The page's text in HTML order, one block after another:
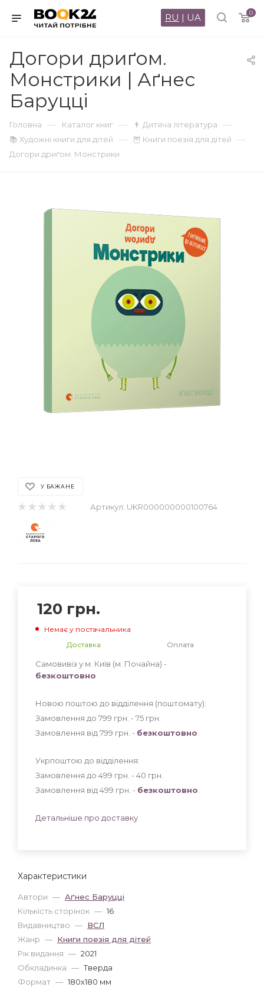
0
RU | UA
Догори дриґом.
Монстрики | Аґнес
Баруцці
Головна — Каталог книг — 👨 Дитяча література —
📚 Художні книги для дітей — 🦉 Книги поезія для дітей —
Догори дриґом. Монстрики
У БАЖАНЕ
Артикул: UKR000000000100764
Характеристики
Автори — Аґнес Баруцці
Кількість сторінок — 16
Видавництво — ВСЛ
Жанр — Книги поезія для дітей
Рік видання — 2021
Обкладинка — Тверда
Формат — 180x180 мм
120 грн.
Немає у постачальника
Доставка
Оплата
Самовивіз у м. Київ (м. Почайна) -
безкоштовно
Новою поштою до відділення (поштомату):
Замовлення до 799 грн. - 75 грн
Замовлення від 799 грн. - безкоштовно
Укрпоштою до відділення:
Замовлення до 499 грн. - 40 грн
Замовлення від 499 грн. - безкоштовно
Детальніше про доставку